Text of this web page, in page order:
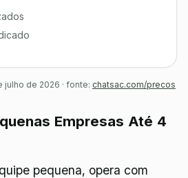
de 2026 · fonte: chatsac.com/precos
Empresas Até 4
pequena, opera com